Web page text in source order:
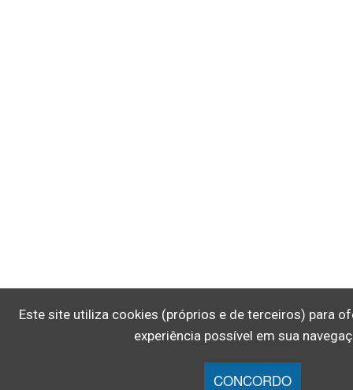
Este site utiliza cookies (próprios e de terceiros) para
experiência possível em sua
CONCORDO